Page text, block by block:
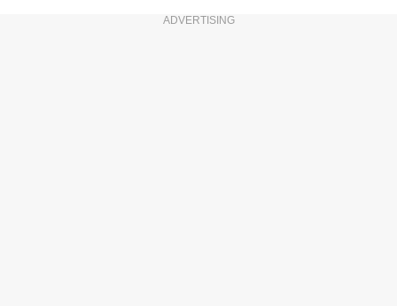
ADVERTISING